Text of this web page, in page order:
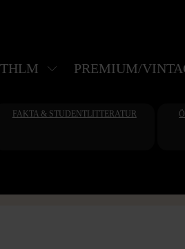
PREMIUM/
FAKTA & STUDENTLITTERATUR